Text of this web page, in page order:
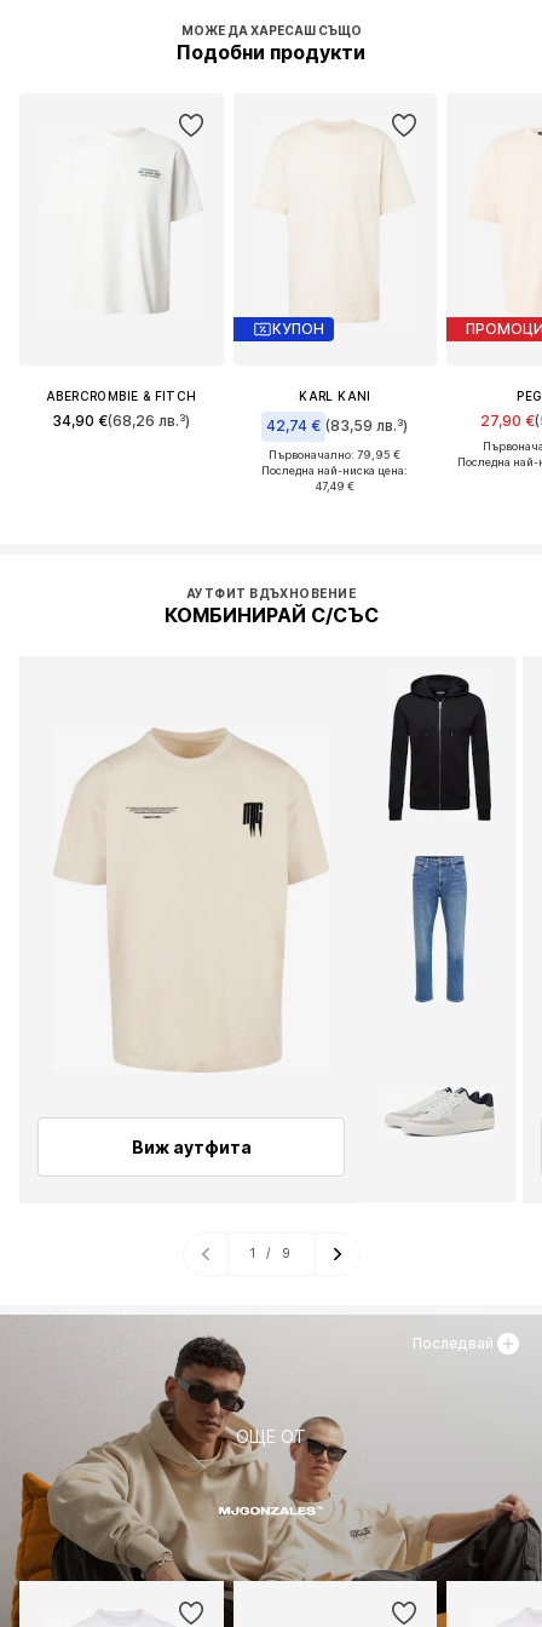
МОЖЕ ДА ХАРЕСАШ СЪЩО
Подобни продукти
ABERCROMBIE & FITCH
34,90 €(68,26 лв.³)
КУПОН
KARL KANI
42,74 € (83,59 лв.³)
Първоначално: 79,95 €
Последна най-ниска цена:
47,49 €
27,90 €
Последна най-
АУТФИТ ВДЪХНОВЕНИЕ
КОМБИНИРАЙ С/СЪС
Виж аутфита
1 / 9
ОЩЕ ОТ
Последвай